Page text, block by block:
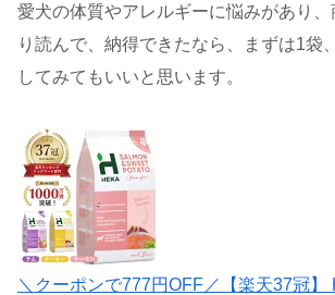
愛犬の体質やアレルギーに悩みがあり
り読んで、納得できたなら、まずは1袋
してみてもいいと思います。
＼クーポンで777円OFF／【楽天37冠】